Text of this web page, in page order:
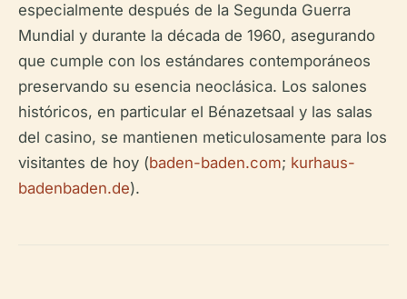
especialmente después de la Segunda Guerra
Mundial y durante la década de 1960, asegurando
que cumple con los estándares contemporáneos
preservando su esencia neoclásica. Los salones
históricos, en particular el Bénazetsaal y las salas
del casino, se mantienen meticulosamente para los
visitantes de hoy (baden-baden.com; kurhaus-
badenbaden.de).